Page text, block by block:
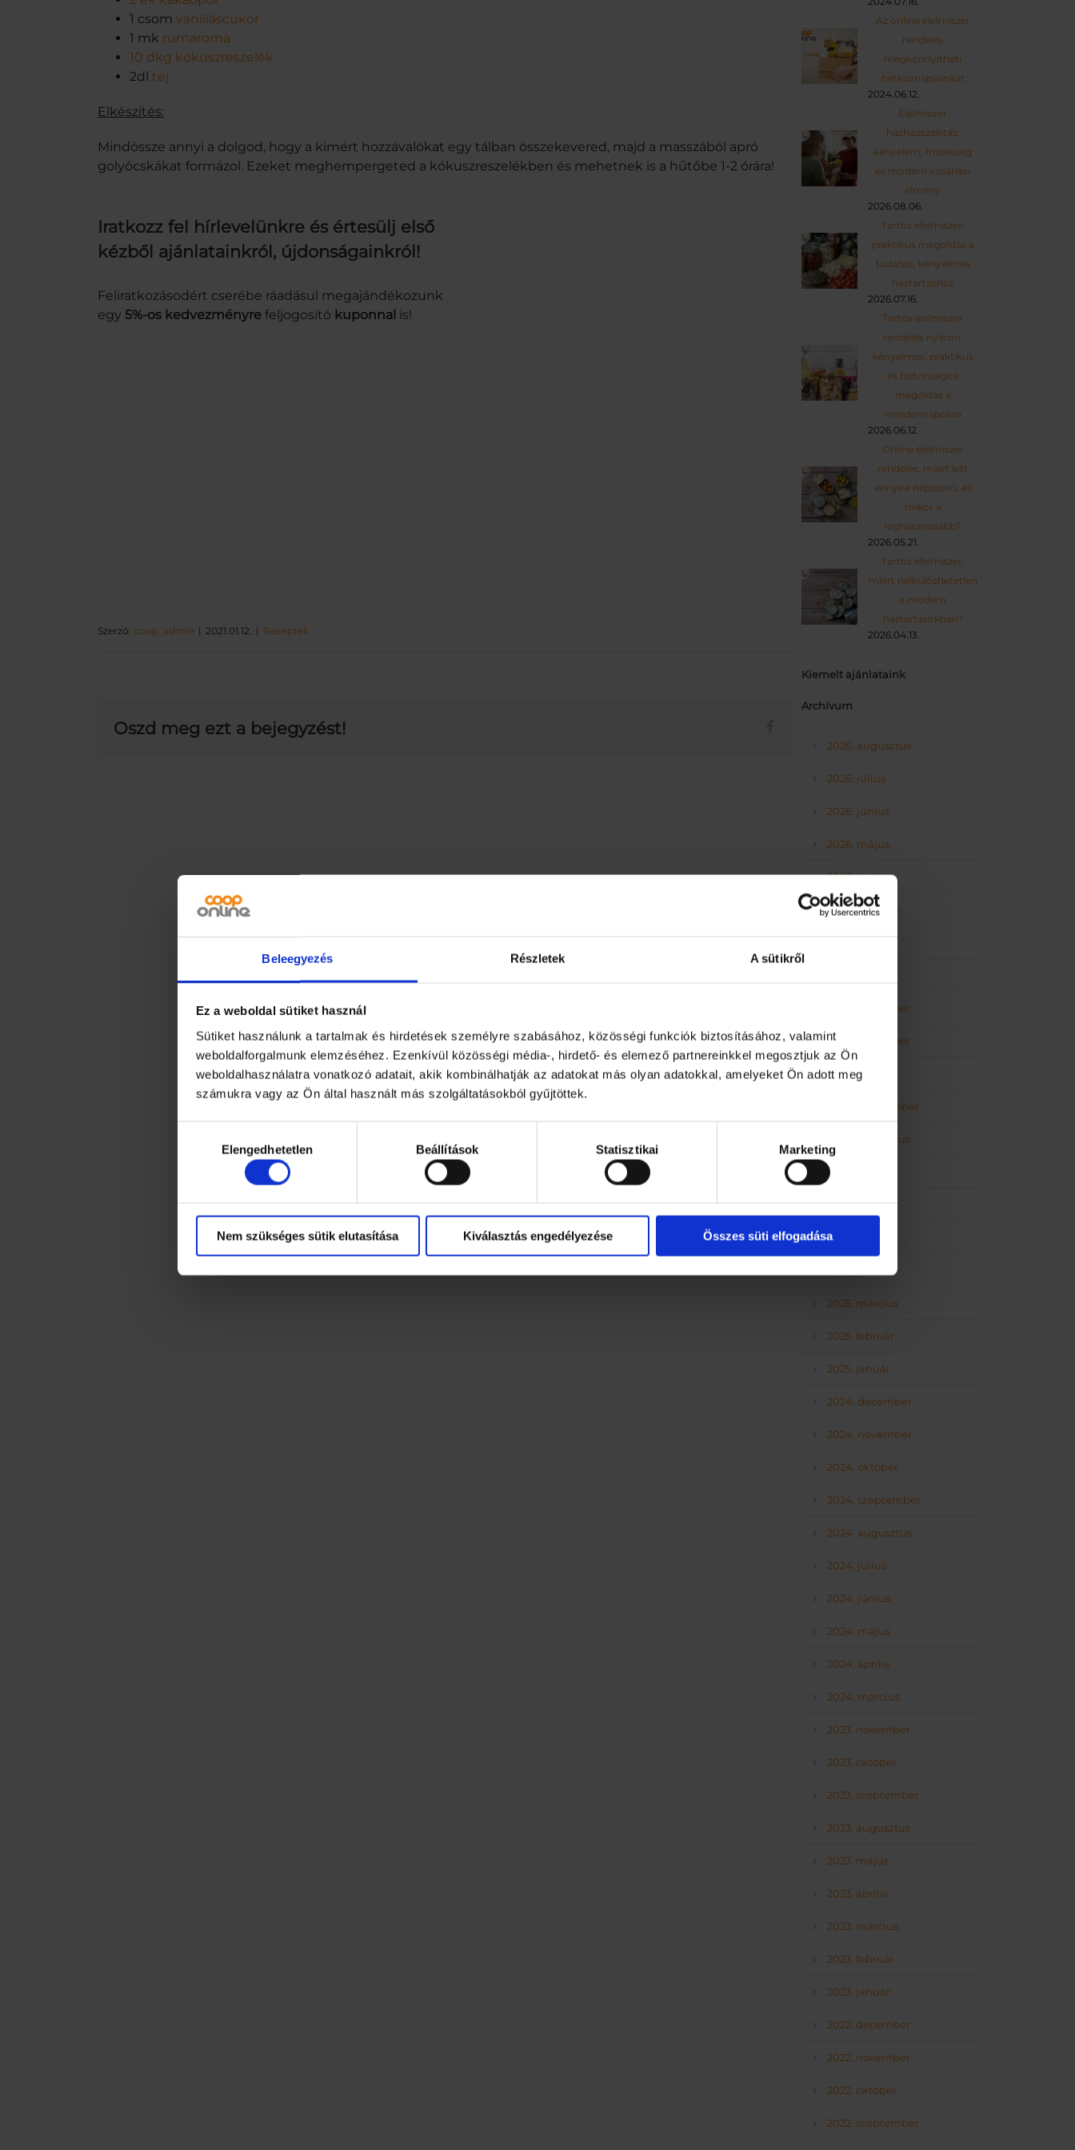
Beleegyezés Részletek A sütikről
Ez a weboldal sütiket használ
Sütiket használunk a tartalmak és hirdetések személyre szabásához, közösségi funkciók biztosításához, valamint
weboldalforgalmunk elemzéséhez. Ezenkívül közösségi média-, hirdető- és elemező partnereinkkel megosztjuk az Ön
weboldalhasználatra vonatkozó adatait, akik kombinálhatják az adatokat más olyan adatokkal, amelyeket Ön adott meg
számukra vagy az Ön által használt más szolgáltatásokból gyűjtöttek.
kiválasztásaElengedhetetlen Beállítások Statisztikai Marketing
Nem szükséges sütik elutasítása Kiválasztás engedélyezése Összes süti elfogadása
1 csom vaníliáscukor
1 mk rumaroma
10 dkg kókuszreszelék
2dl tej
Elkészítés:
Mindössze annyi a dolgod, hogy a kimért hozzávalókat egy tálban összekevered, majd a masszából apró
golyócskákat formázol. Ezeket meghempergeted a kókuszreszelékben és mehetnek is a hűtőbe 1-2 órára!
Iratkozz fel hírlevelünkre és értesülj első
kézből ajánlatainkról, újdonságainkról!
Feliratkozásodért cserébe ráadásul megajándékozunk
egy 5%-os kedvezményre feljogosító kuponnal is!
Szerző: coop_admin 2021.01.12. Receptek
Oszd meg ezt a bejegyzést!
Az online élelmiszer
rendelés
megkönnyítheti
hétköznapjainkat
2024.06.12.
Élelmiszer
házhozszállítás:
kényelem, frissesség
és modern vásárlási
élmény
2026.08.06.
Tartós élelmiszer:
praktikus megoldás a
tudatos, kényelmes
háztartáshoz
2026.07.16.
Tartós élelmiszer
rendelés nyáron:
kényelmes, praktikus
és biztonságos
megoldás a
mindennapokra
2026.06.12.
Online élelmiszer
rendelés: miért lett
ennyire népszerű, és
mikor a
leghasznosabb?
2026.05.21.
Tartós élelmiszer:
miért nélkülözhetetlen
a modern
háztartásokban?
2026.04.13.
Kiemelt ajánlataink
Archívum
2026. augusztus
2026. július
2026. június
2026. május
2026. április
2026. március
2025. december
2025. november
2025. október
2025. szeptember
2025. augusztus
2025. július
2025. június
2025. május
2025. március
2025. február
2025. január
2024. december
2024. november
2024. október
2024. szeptember
2024. augusztus
2024. július
2024. június
2024. május
2024. április
2024. március
2023. november
2023. október
2023. szeptember
2023. augusztus
2023. május
2023. április
2023. március
2023. február
2023. január
2022. december
2022. november
2022. október
2022. szeptember